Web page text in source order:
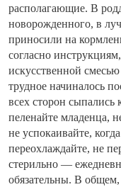
располагающие. В
новорожденного, в
приносили на
согласно
искусственной
трудное начиналось
всех сторон сыпались
пеленайте младенца,
не успокаивайте,
переохлаждайте, не
стерильно —
обязательны. В